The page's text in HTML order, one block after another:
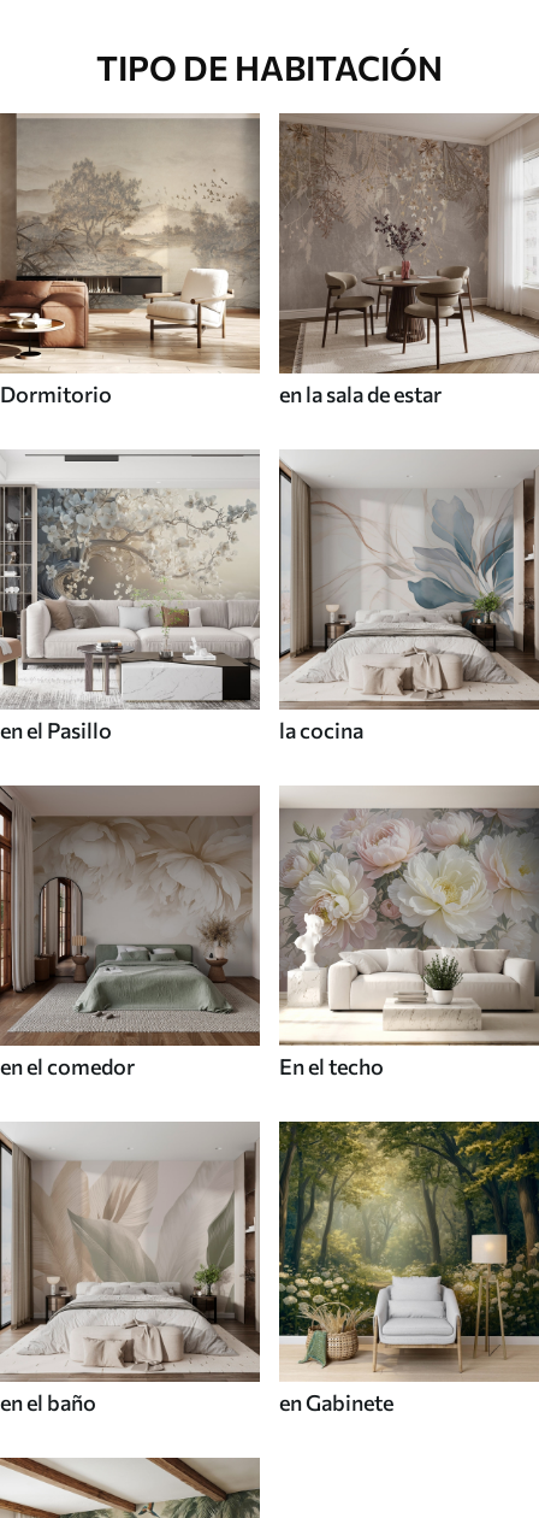
TIPO DE HABITACIÓN
Dormitorio en la sala de estar
en el Pasillo la cocina
en el comedor En el techo
en el baño en Gabinete